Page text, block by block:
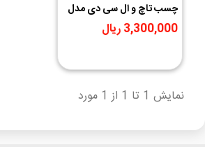
چسب تاچ و ال سی دی مدل
B7000 حجم 110ml
3,300,000 ریال
نمایش 1 تا 1 از 1 مورد